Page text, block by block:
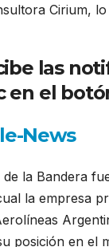
Cirium,
las
en el
la Bandera
la empresa
posición en el